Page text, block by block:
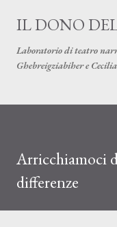
IL DONO
Laboratorio di teatro
Ghebreigziabiher e
Arricchiamoci
differenze